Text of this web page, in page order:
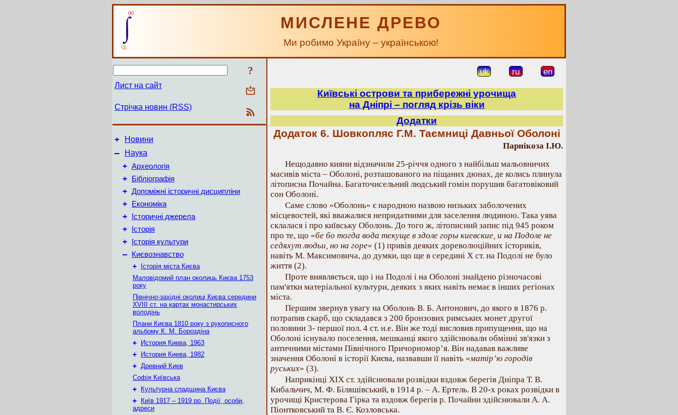
МИСЛЕНЕ ДРЕВО
Ми робимо Україну – українською!
?
Лист на сайт
Стрічка новин (RSS)
+ Новини
–
Наука
+ Археологія
+ Бібліографія
+ Допоміжні історичні дисципліни
+ Економіка
+ Історичні джерела
+ Історія
+ Історія культури
– Києвознавство
+
Історія міста Києва
Маловідомий план околиць Києва 1753
року
Північно-західні околиці Києва середини
XVIII ст. на картах монастирських
володінь
Плани Києва 1810 року з рукописного
альбому К. М. Бороздіна
+
История Киева, 1963
+
История Киева, 1982
+ Древний Киев
Софія Київська
+
Культурна спадщина Києва
+
Київ 1917 – 1919 рр. Події, особи,
адреси
uk ru en
Київські острови та прибережні урочища
на Дніпрі – погляд крізь віки
Додатки
Додаток 6. Шовкопляс Г.М. Таємниці Давньої Оболоні
Парнікоза І.Ю.
Нещодавно кияни відзначили 25-річчя одного з найбільш мальовничих
масивів міста – Оболоні, розташованого на піщаних дюнах, де колись плинула
літописна Почайна. Багаточисельний людський гомін порушив багатовіковий
сон Оболоні.
Саме слово «Оболонь» є народною назвою низьких заболочених
місцевостей, які вважалися непридатними для заселення людиною. Така уява
склалася і про київську Оболонь. До того ж, літописний запис під 945 роком
про те, що «бе бо тогда вода текуще в здоле горы киевские, и на Подоле не
седяхут людьи, но на горе» (1) привів деяких дореволюційних істориків,
навіть М. Максимовича, до думки, що ще в середині X ст. на Подолі не було
життя (2).
Проте виявляється, що і на Подолі і на Оболоні знайдено різночасові
пам'ятки матеріальної культури, деяких з яких навіть немає в інших регіонах
міста.
Першим звернув увагу на Оболонь В. Б. Антонович, до якого в 1876 р.
потрапив скарб, що складався з 200 бронзових римських монет другої
половини 3- першої пол. 4 ст. н.е. Він же тоді висловив припущення, що на
Оболоні існувало поселення, мешканці якого здійснювали обмінні зв'язки з
античними містами Північного Причорномор’я. Він надавав важливе
значення Оболоні в історії Києва, назвавши її навіть «матір’ю городів
руських» (3).
Наприкінці XIX ст. здійснювали розвідки вздовж берегів Дніпра Т. В.
Кибальчич, М. Ф. Біляшівський, в 1914 р. – А. Ертель. В 20-х роках розвідки в
урочищі Кристерова Гірка та вздовж берегів р. Почайни здійснювали А. А.
Піонтковський та В. Є. Козловська.